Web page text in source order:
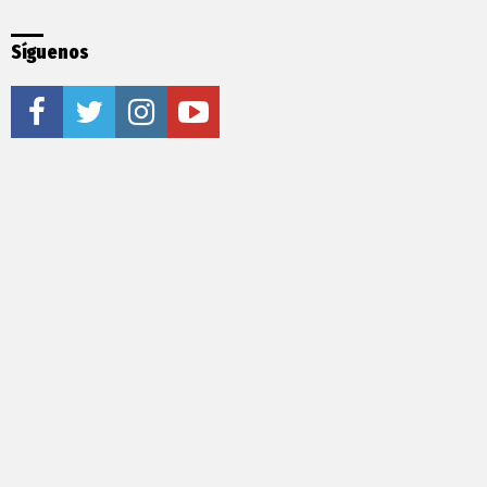
Síguenos
facebooktwitter instagramyoutube